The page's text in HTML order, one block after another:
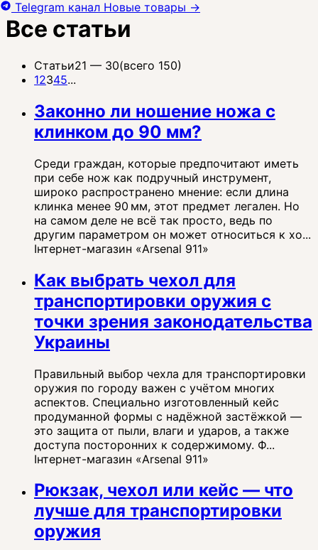
Все статьи
Статьи21 — 30(всего 150)
12345...
Законно ли ношение ножа с
клинком до 90 мм?
Среди граждан, которые предпочитают иметь
при себе нож как подручный инструмент,
широко распространено мнение: если длина
клинка менее 90 мм, этот предмет легален. Но
на самом деле не всё так просто, ведь по
другим параметром он может относиться к хо...
Інтернет-магазин «Arsenal 911»
Как выбрать чехол для
транспортировки оружия с
точки зрения законодательства
Украины
Правильный выбор чехла для транспортировки
оружия по городу важен с учётом многих
аспектов. Специально изготовленный кейс
продуманной формы с надёжной застёжкой —
это защита от пыли, влаги и ударов, а также
доступа посторонних к содержимому. Ф...
Інтернет-магазин «Arsenal 911»
Рюкзак, чехол или кейс — что
лучше для транспортировки
оружия
Telegram канал Новые товары →